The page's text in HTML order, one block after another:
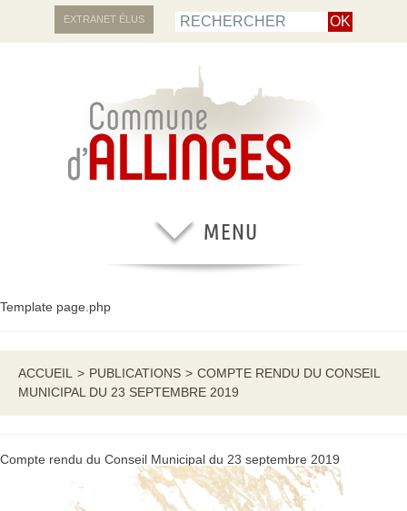
EXTRANET ÉLUS
Template page.php
ACCUEIL > PUBLICATIONS > COMPTE RENDU DU CONSEIL
MUNICIPAL DU 23 SEPTEMBRE 2019
Compte rendu du Conseil Municipal du 23 septembre 2019